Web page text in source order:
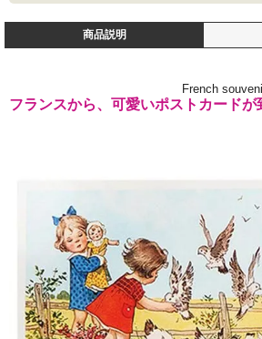
商品説明
French
フランスから、可愛いポストカードが